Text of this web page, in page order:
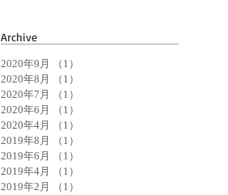
Archive
2020年9月 （1）
2020年8月
（1）
2020年7月
（1）
2020年6月
（1）
2020年4月
（1）
2019年8月
（1）
2019年6月
（1）
2019年4月
（1）
2019年2月
（1）